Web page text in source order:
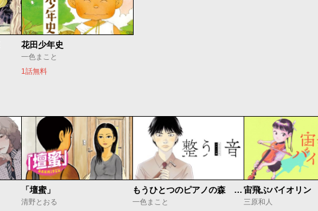
花田少年史
一色まこと
1話無料
「壇蜜」
清野とおる
もうひとつのピアノの森 整う音
一色まこと
宙飛ぶバイオリン
三原和人